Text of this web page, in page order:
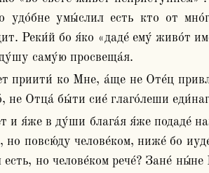
умы́слил есть кто от
Реки́й бо я́ко «даде́ ему́ живо́т
саму́ю просвеща́я.
Отца́ бы́ти сие́ глаго́леши
но повсю́ду челове́ком, ниже́ бо
но челове́ком рече́? Зане́ ны́не